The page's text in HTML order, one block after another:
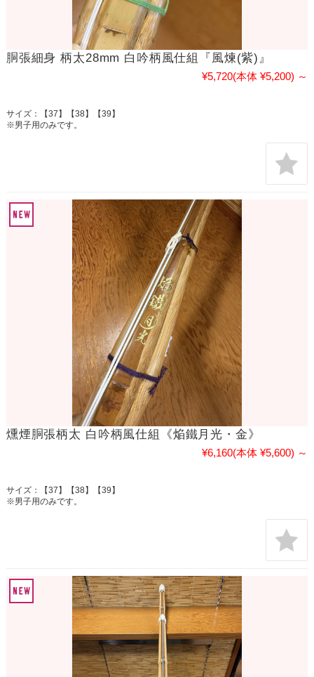
胴張細身 柄太28mm 白吟柄風仕組『風煉(紫)』
¥5,720(本体 ¥5,200) ～
サイズ：【37】【38】【39】
※男子用のみです。
燻煙胴張柄太 白吟柄風仕組《焔鐵月光・金》
¥6,160(本体 ¥5,600) ～
サイズ：【37】【38】【39】
※男子用のみです。